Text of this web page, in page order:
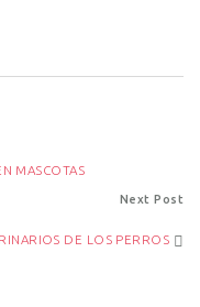
MASCOTAS
Next Post
DE LOS PERROS